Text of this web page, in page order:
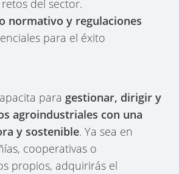
del sector.
normativo y regulaciones
para el éxito
para gestionar, dirigir y
agroindustriales con una
y sostenible. Ya sea en
cooperativas o
propios, adquirirás el